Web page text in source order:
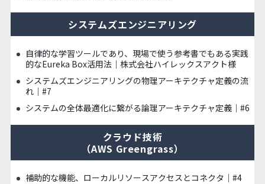
システムズエンジニアリング
自律的な学習ツールであり、現場で使う参考書でもある実践
的なEureka Box活用法｜株式会社ハイレックスアクト様
システムズエンジニアリングの物理アーキテクチャ定義の流
れ｜#7
システムの全体最適化に繋がる論理アーキテクチャ定義｜#6
クラウド技術
（AWS Greengrass）
補助的な機能、ローカルリソースアクセスとコネクタ｜#4